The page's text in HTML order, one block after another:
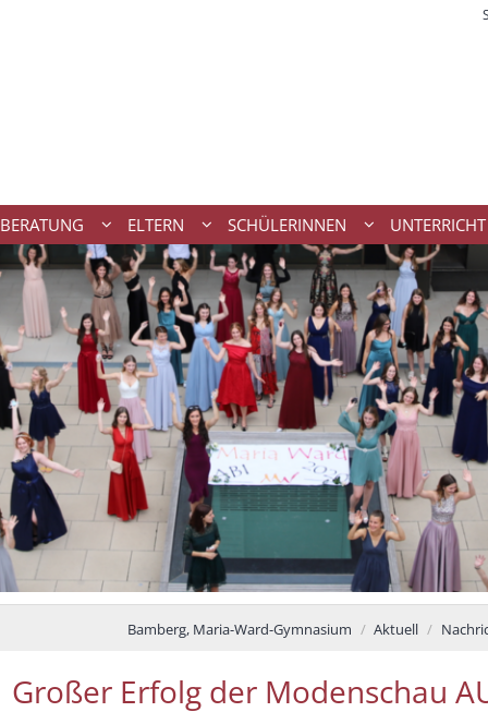
BERATUNG ELTERN SCHÜLERINNEN UNTERRICHT
Bamberg, Maria-Ward-Gymnasium Aktuell
Großer Erfolg der Modenschau